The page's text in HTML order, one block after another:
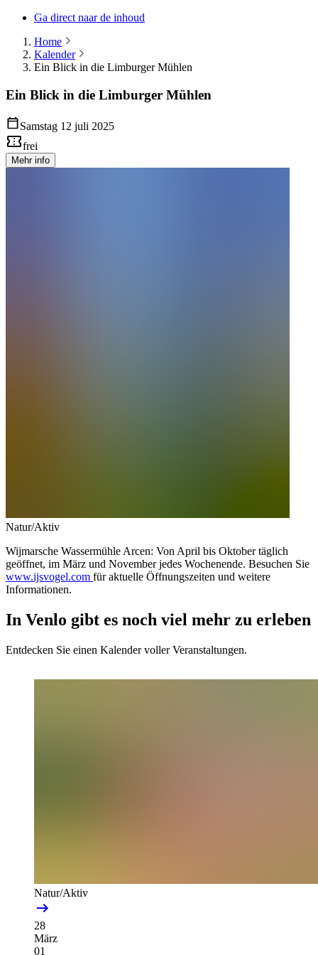
Ga direct naar de inhoud
Home
Kalender
Ein Blick in die Limburger Mühlen
Ein Blick in die Limburger Mühlen
Samstag 12 juli 2025
frei
Mehr info
Natur/Aktiv
Wijmarsche Wassermühle Arcen: Von April bis Oktober täglich
geöffnet, im März und November jedes Wochenende. Besuchen Sie
www.ijsvogel.com für aktuelle Öffnungszeiten und weitere
Informationen.
In Venlo gibt es noch viel mehr zu erleben
Entdecken Sie einen Kalender voller Veranstaltungen.
Natur/Aktiv
28
März
01